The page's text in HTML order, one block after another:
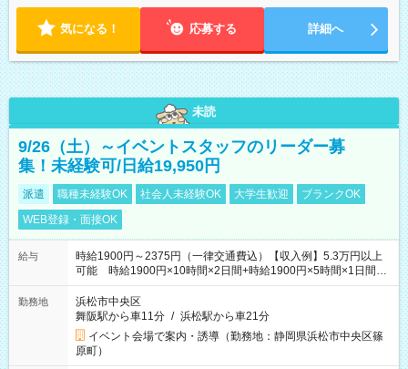
気になる！ 応募する 詳細へ
未読
9/26（土）～イベントスタッフのリーダー募
集！未経験可/日給19,950円
派遣 職種未経験OK 社会人未経験OK 大学生歓迎
ブランクOK
WEB登録・面接OK
給与
時給1900円～2375円（一律交通費込）【収入例】5.3万円以上
可能 時給1900円×10時間×2日間+時給1900円×5時間×1日間
（実働8時間を越えた時給：2375円）
勤務地
浜松市中央区
舞阪駅から車11分 / 浜松駅から車21分
イベント会場で案内・誘導（勤務地：静岡県浜松市中央区篠
原町）